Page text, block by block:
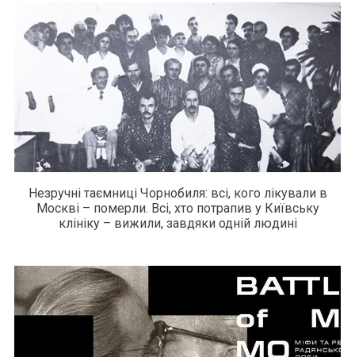
Незручні таємниці Чорнобиля: всі, кого лікували в
Москві – померли. Всі, хто потрапив у Київську
клініку – вижили, завдяки одній людині